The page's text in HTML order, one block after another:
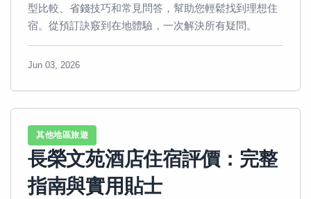
型比較、省錢技巧和常見問答，幫助您輕鬆找到理想住
宿。從預訂訣竅到在地體驗，一次解決所有疑問。
Jun 03, 2026
其他地區旅遊
長榮文苑酒店住宿評價：完整
指南與實用貼士